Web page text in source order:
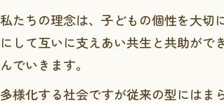
私たちの理念は、子どもの個性を大切
にして互いに支えあい共生と共助が
んでいきます。
多様化する社会ですが従来の型にはま